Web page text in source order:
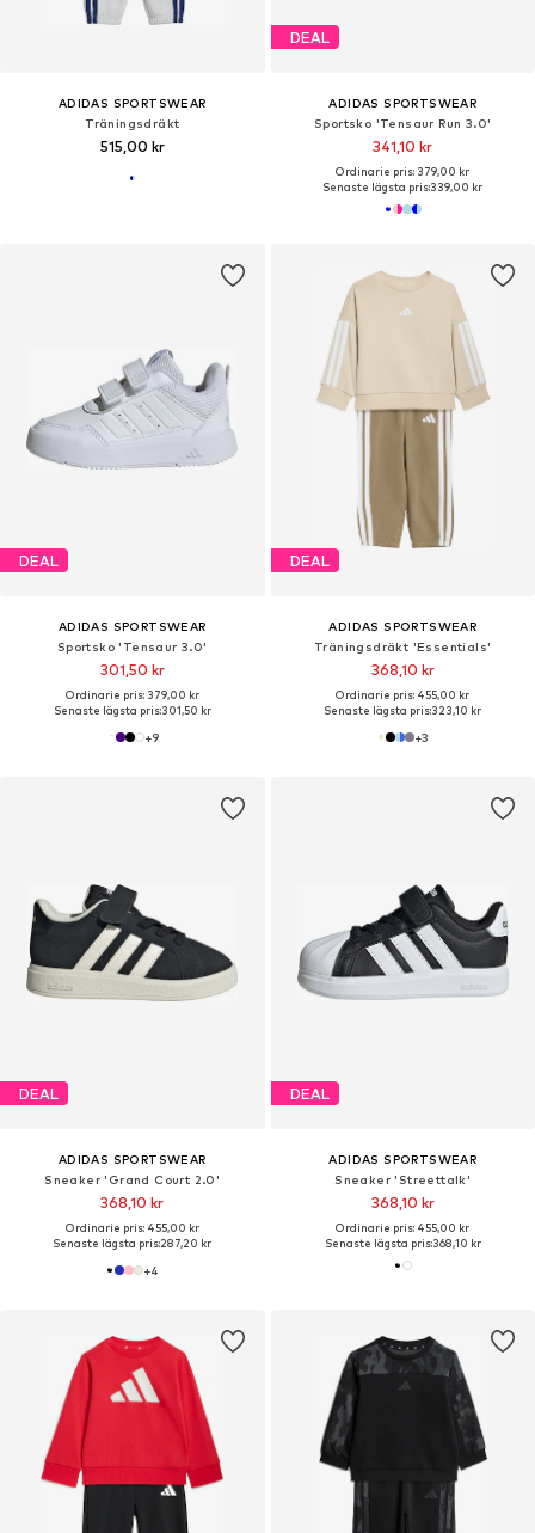
ADIDAS SPORTSWEAR
Träningsdräkt
515,00 kr
DEAL
ADIDAS SPORTSWEAR
Sportsko 'Tensaur Run 3.0'
341,10 kr
Ordinarie pris: 379,00 kr
Senaste lägsta pris:339,00 kr
DEAL
ADIDAS SPORTSWEAR
Sportsko 'Tensaur 3.0'
301,50 kr
Ordinarie pris: 379,00 kr
Senaste lägsta pris:301,50 kr
+9
DEAL
ADIDAS SPORTSWEAR
Träningsdräkt 'Essentials'
368,10 kr
Ordinarie pris: 455,00 kr
Senaste lägsta pris:323,10 kr
+3
DEAL
ADIDAS SPORTSWEAR
Sneaker 'Grand Court 2.0'
368,10 kr
Ordinarie pris: 455,00 kr
Senaste lägsta pris:287,20 kr
+4
DEAL
ADIDAS SPORTSWEAR
Sneaker 'Streettalk'
368,10 kr
Ordinarie pris: 455,00 kr
Senaste lägsta pris:368,10 kr